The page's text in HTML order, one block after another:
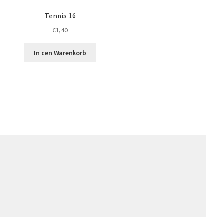
Tennis 16
€1,40
In den Warenkorb